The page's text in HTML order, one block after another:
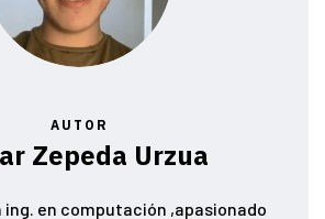
AUTOR
Zepeda Urzua
en computación ,apasionado